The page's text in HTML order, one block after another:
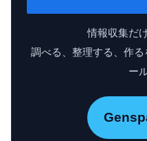
情報収集だ
調べる、整理する、作
ー